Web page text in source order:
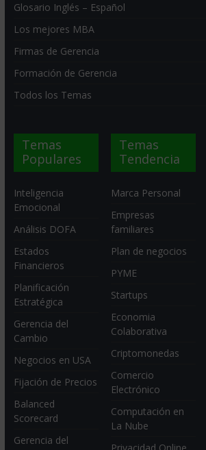
Glosario Inglés – Español
Los mejores MBA
Firmas de Gerencia
Formación de Gerencia
Todos los Temas
Temas
Populares
Inteligencia
Emocional
Análisis DOFA
Estados
Financieros
Planificación
Estratégica
Gerencia del
Cambio
Negocios en USA
Fijación de Precios
Balanced
Scorecard
Gerencia del
Temas
Tendencia
Marca Personal
Empresas
familiares
Plan de negocios
PYME
Startups
Economia
Colaborativa
Criptomonedas
Comercio
Electrónico
Computación en
La Nube